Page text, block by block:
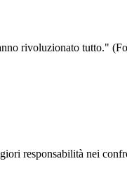
rivoluzionato tutto."
responsabilità nei